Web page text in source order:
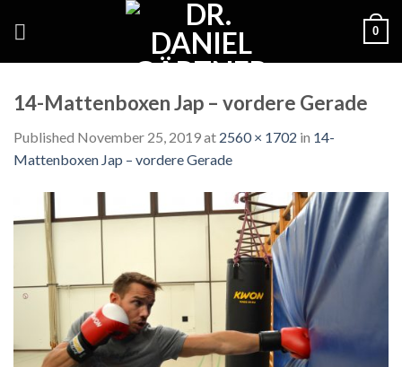
0
14-Mattenboxen Jap – vordere Gerade
Published November 25, 2019at 2560 × 1702 in 14-
Mattenboxen Jap – vordere Gerade